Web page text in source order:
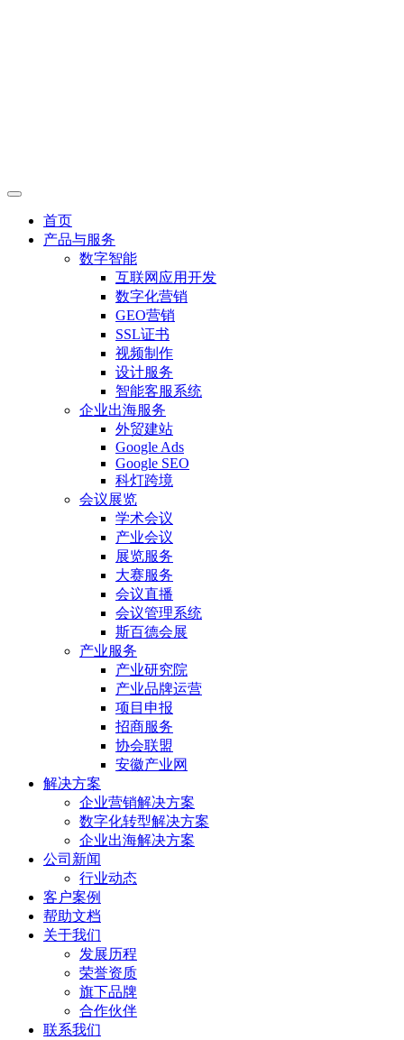
首页
产品与服务
数字智能
互联网应用开发
数字化营销
GEO营销
SSL证书
视频制作
设计服务
智能客服系统
企业出海服务
外贸建站
Google Ads
Google SEO
科灯跨境
会议展览
学术会议
产业会议
展览服务
大赛服务
会议直播
会议管理系统
斯百德会展
产业服务
产业研究院
产业品牌运营
项目申报
招商服务
协会联盟
安徽产业网
解决方案
企业营销解决方案
数字化转型解决方案
企业出海解决方案
公司新闻
行业动态
客户案例
帮助文档
关于我们
发展历程
荣誉资质
旗下品牌
合作伙伴
联系我们